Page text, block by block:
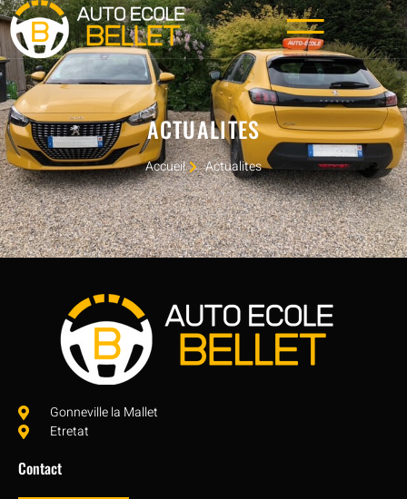
ACTUALITES
Accueil Actualites
Gonneville la Mallet
Etretat
Contact